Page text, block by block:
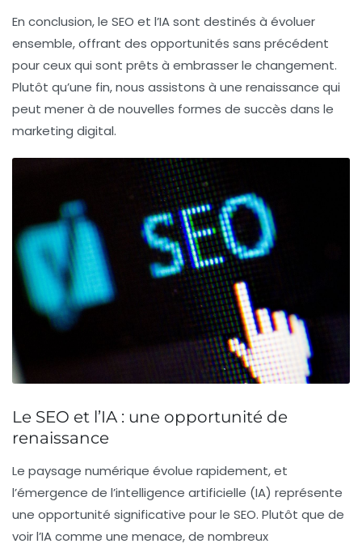
En conclusion, le SEO et l’IA sont destinés à évoluer
ensemble, offrant des opportunités sans précédent
pour ceux qui sont prêts à embrasser le changement.
Plutôt qu’une fin, nous assistons à une renaissance qui
peut mener à de nouvelles formes de succès dans le
marketing digital.
Le SEO et l’IA : une opportunité de
renaissance
Le paysage numérique évolue rapidement, et
l’émergence de l’intelligence artificielle (IA) représente
une opportunité significative pour le SEO. Plutôt que de
voir l’IA comme une menace, de nombreux